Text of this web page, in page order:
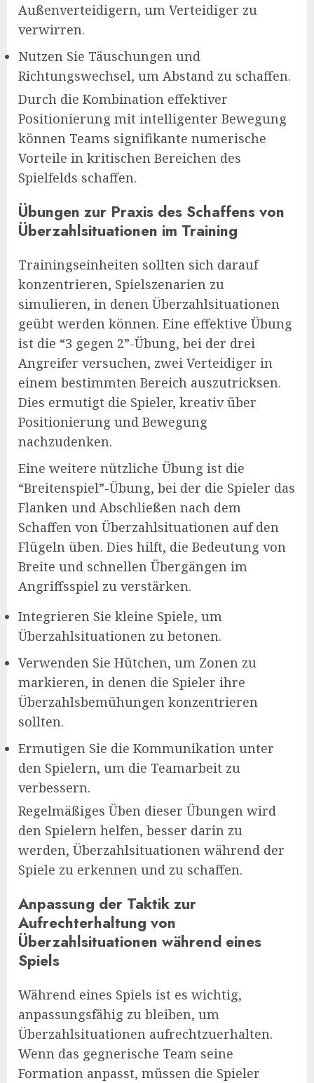
Außenverteidigern, um Verteidiger zu
verwirren.
Nutzen Sie Täuschungen und
Richtungswechsel, um Abstand zu schaffen.
Durch die Kombination effektiver
Positionierung mit intelligenter Bewegung
können Teams signifikante numerische
Vorteile in kritischen Bereichen des
Spielfelds schaffen.
Übungen zur Praxis des Schaffens von
Überzahlsituationen im Training
Trainingseinheiten sollten sich darauf
konzentrieren, Spielszenarien zu
simulieren, in denen Überzahlsituationen
geübt werden können. Eine effektive Übung
ist die “3 gegen 2”-Übung, bei der drei
Angreifer versuchen, zwei Verteidiger in
einem bestimmten Bereich auszutricksen.
Dies ermutigt die Spieler, kreativ über
Positionierung und Bewegung
nachzudenken.
Eine weitere nützliche Übung ist die
“Breitenspiel”-Übung, bei der die Spieler das
Flanken und Abschließen nach dem
Schaffen von Überzahlsituationen auf den
Flügeln üben. Dies hilft, die Bedeutung von
Breite und schnellen Übergängen im
Angriffsspiel zu verstärken.
Integrieren Sie kleine Spiele, um
Überzahlsituationen zu betonen.
Verwenden Sie Hütchen, um Zonen zu
markieren, in denen die Spieler ihre
Überzahlsbemühungen konzentrieren
sollten.
Ermutigen Sie die Kommunikation unter
den Spielern, um die Teamarbeit zu
verbessern.
Regelmäßiges Üben dieser Übungen wird
den Spielern helfen, besser darin zu
werden, Überzahlsituationen während der
Spiele zu erkennen und zu schaffen.
Anpassung der Taktik zur
Aufrechterhaltung von
Überzahlsituationen während eines
Spiels
Während eines Spiels ist es wichtig,
anpassungsfähig zu bleiben, um
Überzahlsituationen aufrechtzuerhalten.
Wenn das gegnerische Team seine
Formation anpasst, müssen die Spieler